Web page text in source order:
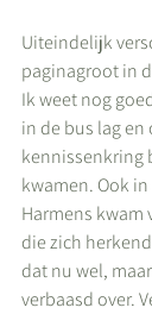
Uiteindelijk
paginagroot in
Ik weet nog
in de bus lag
kennissenkring
kwamen. Ook
Harmens kwam
die zich
dat nu wel,
verbaasd over.